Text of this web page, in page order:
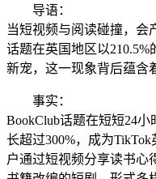
导语：
当短视频与阅读碰撞，会
话题在英国地区以
新宠，这一现象背后蕴含
事实：
BookClub话题在短短24
长超过300%，成为
户通过短视频分享读书心